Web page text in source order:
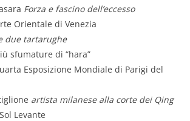
Forza e fascino dell’eccesso
Orientale di Venezia
due tartarughe
sfumature di “hara”
Esposizione Mondiale di Parigi del
artista milanese alla corte dei Qing
Levante